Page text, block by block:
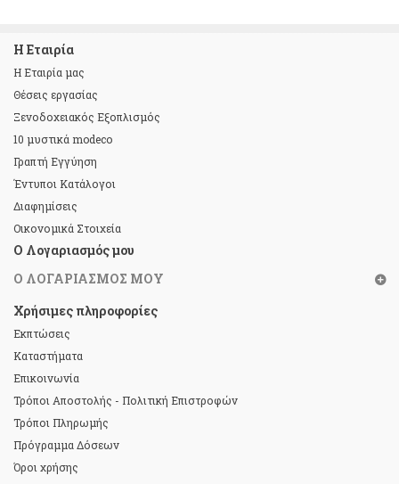
Η Εταιρία
Η Εταιρία μας
Θέσεις εργασίας
Ξενοδοχειακός Εξοπλισμός
10 μυστικά modeco
Γραπτή Εγγύηση
Έντυποι Κατάλογοι
Διαφημίσεις
Οικονομικά Στοιχεία
Ο Λογαριασμός μου
Ο ΛΟΓΑΡΙΑΣΜΌΣ ΜΟΥ
Χρήσιμες πληροφορίες
Εκπτώσεις
Καταστήματα
Επικοινωνία
Τρόποι Αποστολής - Πολιτική Επιστροφών
Τρόποι Πληρωμής
Πρόγραμμα Δόσεων
Όροι χρήσης